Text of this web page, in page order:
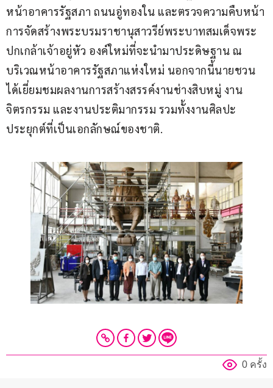
หน้าอาคารรัฐสภา ถนนอู่ทองใน และตรวจความคืบหน้า
การจัดสร้างพระบรมราชานุสาวรีย์พระบาทสมเด็จพระ
ปกเกล้าเจ้าอยู่หัว องค์ใหม่ที่จะนำมาประดิษฐาน ณ
บริเวณหน้าอาคารรัฐสภาแห่งใหม่ นอกจากนี้นายชวน
ได้เยี่ยมชมผลงานการสร้างสรรค์งานช่างสิบหมู่ งาน
จิตรกรรม และงานประติมากรรม รวมทั้งงานศิลปะ
ประยุกต์ที่เป็นเอกลักษณ์ของชาติ.
0 ครั้ง